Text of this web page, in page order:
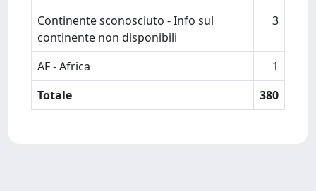
Continente sconosciuto - Info sul
continente non disponibili
3
AF - Africa
1
Totale
380